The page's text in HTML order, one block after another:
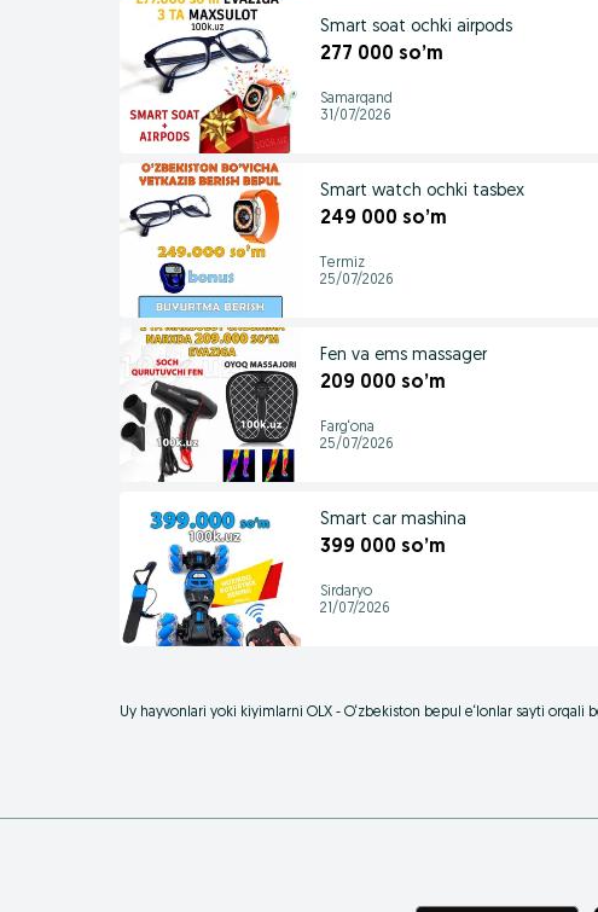
Smart soat ochki airpods
277 000 so’m
Samarqand
31/07/2026
Smart watch ochki tasbex
249 000 so’m
Termiz
25/07/2026
Fen va ems massager
209 000 so’m
Farg‘ona
25/07/2026
Smart car mashina
399 000 so’m
Sirdaryo
21/07/2026
Uy hayvonlari yoki kiyimlarni OLX - O‘zbekiston bepul e‘lonlar sayti